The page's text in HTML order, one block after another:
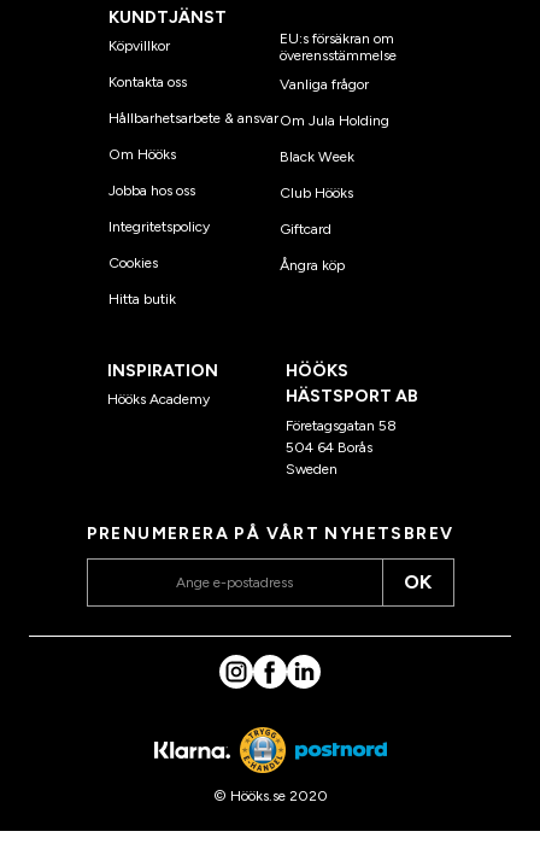
KUNDTJÄNST
Köpvillkor
Kontakta oss
Hållbarhetsarbete & ansvar
Om Hööks
Jobba hos oss
Integritetspolicy
Cookies
Hitta butik
EU:s försäkran om
överensstämmelse
Vanliga frågor
Om Jula Holding
Black Week
Club Hööks
Giftcard
Ångra köp
INSPIRATION
Hööks Academy
HÖÖKS
HÄSTSPORT AB
Företagsgatan 58
504 64 Borås
Sweden
PRENUMERERA PÅ VÅRT NYHETSBREV
OK
© Hööks.se 2020